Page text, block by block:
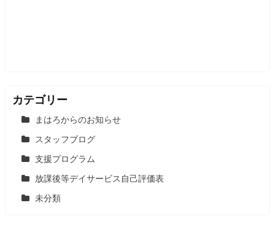
カテゴリー
まはろからのお知らせ
スタッフブログ
支援プログラム
放課後等デイサービス自己評価表
未分類